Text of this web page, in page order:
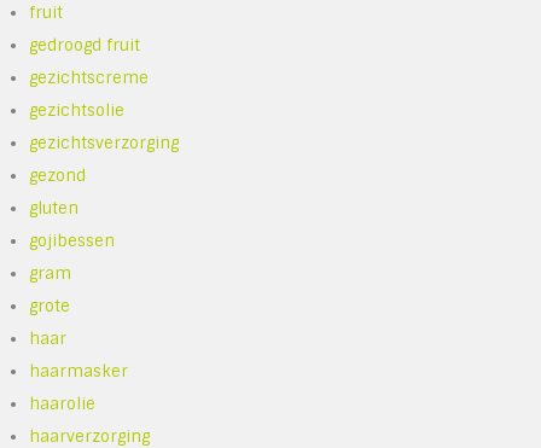
fruit
gedroogd fruit
gezichtscreme
gezichtsolie
gezichtsverzorging
gezond
gluten
gojibessen
gram
grote
haar
haarmasker
haarolie
haarverzorging